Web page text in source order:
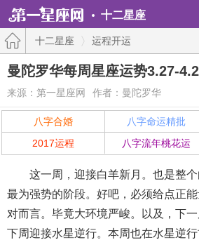
十二星座
十二星座 运程开运
曼陀罗华每周星座运势3.27-4.2
来源：第一星座网 作者：曼陀罗华
八字合婚 八字命运精批
2017运程
八字流年桃花运
这一周，迎接白羊新月。也是整个
最为强势的阶段。好吧，必须给点正
对而言。毕竟大环境严峻。以及，下
下周迎接水星逆行。本周也在水星逆